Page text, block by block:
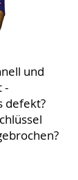
und
-
defekt?